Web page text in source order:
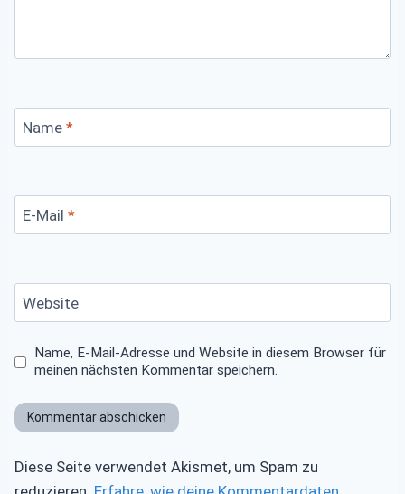
Name *
E-Mail *
Website
Name, E-Mail-Adresse und Website in diesem Browser für
meinen nächsten Kommentar speichern.
Diese Seite verwendet Akismet, um Spam zu